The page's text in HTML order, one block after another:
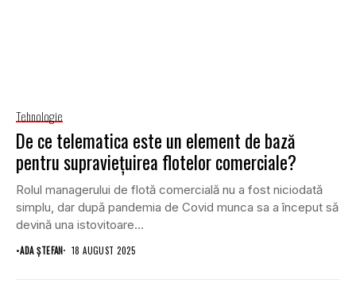
Tehnologie
De ce telematica este un element de bază
pentru supraviețuirea flotelor comerciale?
Rolul managerului de flotă comercială nu a fost niciodată
simplu, dar după pandemia de Covid munca sa a început să
devină una istovitoare...
•ADA ȘTEFAN 18 AUGUST 2025